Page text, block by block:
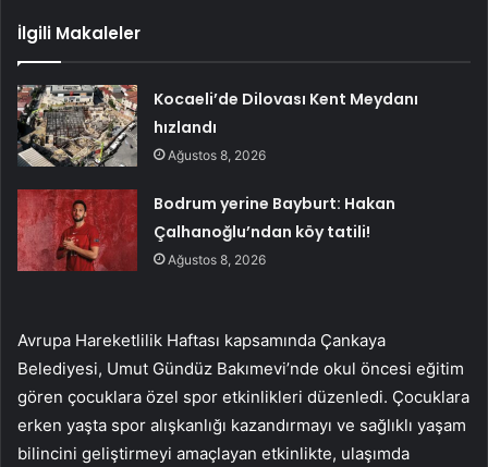
İlgili Makaleler
Kocaeli’de Dilovası Kent Meydanı
hızlandı
Ağustos 8, 2026
Bodrum yerine Bayburt: Hakan
Çalhanoğlu’ndan köy tatili!
Ağustos 8, 2026
Avrupa Hareketlilik Haftası kapsamında Çankaya
Belediyesi, Umut Gündüz Bakımevi’nde okul öncesi eğitim
gören çocuklara özel spor etkinlikleri düzenledi. Çocuklara
erken yaşta spor alışkanlığı kazandırmayı ve sağlıklı yaşam
bilincini geliştirmeyi amaçlayan etkinlikte, ulaşımda